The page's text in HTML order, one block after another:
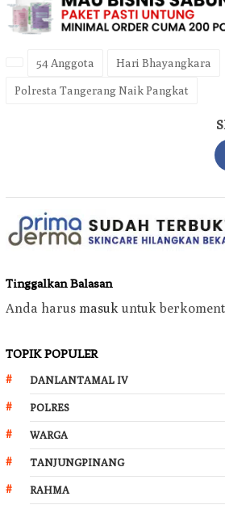
54 Anggota Hari Bhayangkara
Polresta Tangerang Naik Pangkat
Tinggalkan Balasan
Anda harus masuk untuk
TOPIK POPULER
DANLANTAMAL IV
POLRES
WARGA
TANJUNGPINANG
RAHMA